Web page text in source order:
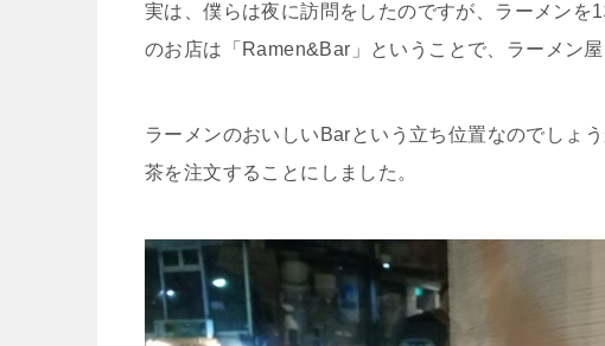
実は、僕らは夜に訪問をしたのですが、ラーメンを
のお店は「Ramen&Bar」ということで、ラーメン屋
ラーメンのおいしいBarという立ち位置なのでしょ
茶を注文することにしました。